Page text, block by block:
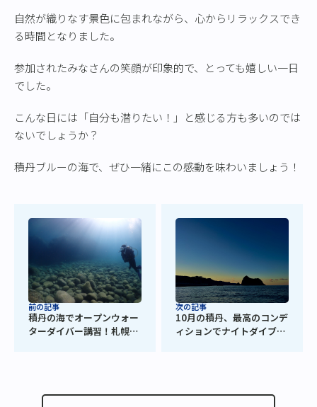
自然が織りなす景色に包まれながら、心からリラックスでき
る時間となりました。
参加されたみなさんの笑顔が印象的で、とっても嬉しい一日
でした。
こんな日には「自分も潜りたい！」と感じる方も多いのでは
ないでしょうか？
積丹ブルーの海で、ぜひ一緒にこの感動を味わいましょう！
前の記事
積丹の海でオープンウォー
ターダイバー講習！札幌か
次の記事
10月の積丹、最高のコンデ
ィションでナイトダイブも